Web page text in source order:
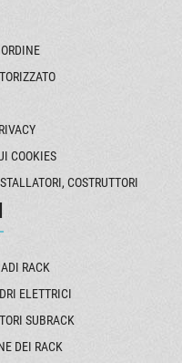
COOKIES
COSTRUTTORI
RACK
ELETTRICI
SUBRACK
DEI RACK